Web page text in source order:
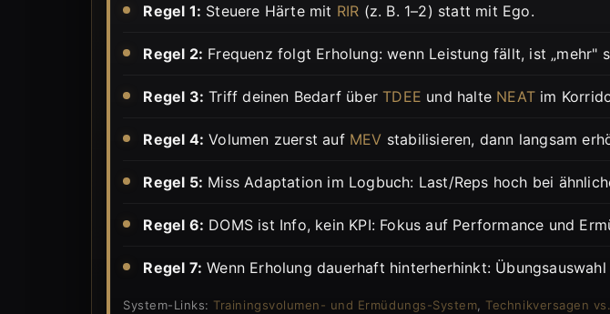
Regel 1: Steuere Härte mit RIR (z. B. 1–2) statt mit Ego.
Regel 2: Frequenz folgt Erholung: wenn Leistung fällt, ist „mehr"
Regel 3: Triff deinen Bedarf über TDEE und halte NEAT im
Regel 4: Volumen zuerst auf MEV stabilisieren, dann langsam
Regel 5: Miss Adaptation im Logbuch: Last/Reps hoch bei
Regel 6: DOMS ist Info, kein KPI: Fokus auf Performance und
Regel 7: Wenn Erholung dauerhaft hinterherhinkt: Übungsauswahl
System-Links: Trainingsvolumen- und Ermüdungs-System Technikversagen